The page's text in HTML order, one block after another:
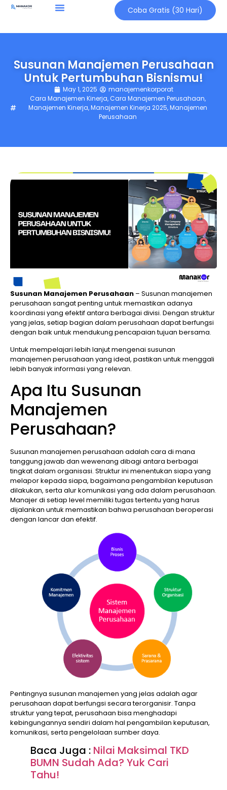
Coba Gratis (30 Hari)
Susunan Manajemen Perusahaan
Untuk Pertumbuhan Bisnismu!
May 1, 2025
manajemenkorporat
Cara Manajemen Kinerja, Cara Manajemen Perusahaan,
Manajemen Kinerja,Manajemen Kinerja 2025,Manajemen
Perusahaan
Susunan Manajemen Perusahaan – Susunan manajemen
perusahaan sangat penting untuk memastikan adanya
koordinasi yang efektif antara berbagai divisi. Dengan struktur
yang jelas, setiap bagian dalam perusahaan dapat berfungsi
dengan baik untuk mendukung pencapaian tujuan bersama.
Untuk mempelajari lebih lanjut mengenai susunan
manajemen perusahaan yang ideal, pastikan untuk menggali
lebih banyak informasi yang relevan.
Apa Itu Susunan
Manajemen
Perusahaan?
Susunan manajemen perusahaan adalah cara di mana
tanggung jawab dan wewenang dibagi antara berbagai
tingkat dalam organisasi. Struktur ini menentukan siapa yang
melapor kepada siapa, bagaimana pengambilan keputusan
dilakukan, serta alur komunikasi yang ada dalam perusahaan.
Manajer di setiap level memiliki tugas tertentu yang harus
dijalankan untuk memastikan bahwa perusahaan beroperasi
dengan lancar dan efektif.
Pentingnya susunan manajemen yang jelas adalah agar
perusahaan dapat berfungsi secara terorganisir. Tanpa
struktur yang tepat, perusahaan bisa menghadapi
kebingungannya sendiri dalam hal pengambilan keputusan,
komunikasi, serta pengelolaan sumber daya.
Baca Juga : Nilai Maksimal TKD
BUMN Sudah Ada? Yuk Cari
Tahu!